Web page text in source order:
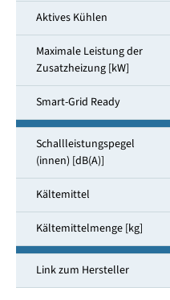
Aktives Kühlen
Maximale Leistung der
Zusatzheizung [kW]
Smart-Grid Ready
Schallleistungspegel
(innen) [dB(A)]
Kältemittel
Kältemittelmenge [kg]
Link zum Hersteller